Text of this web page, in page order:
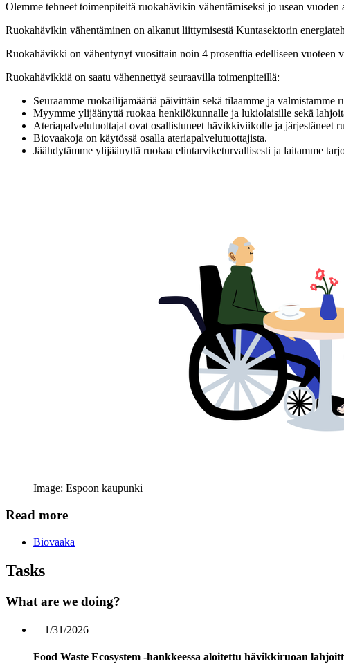
Olemme tehneet toimenpiteitä ruokahävikin vähentämiseksi jo usean vuoden
Ruokahävikin vähentäminen on alkanut liittymisestä Kuntasektorin
Ruokahävikki on vähentynyt vuosittain noin 4 prosenttia edelliseen vuoteen
Ruokahävikkiä on saatu vähennettyä seuraavilla toimenpiteillä:
Seuraamme ruokailijamääriä päivittäin sekä tilaamme ja valmistamme
Myymme ylijäänyttä ruokaa henkilökunnalle ja lukiolaisille sekä
Ateriapalvelutuottajat ovat osallistuneet hävikkiviikolle ja järjestäneet
Biovaakoja on käytössä osalla ateriapalvelutuottajista.
Jäähdytämme ylijäänyttä ruokaa elintarviketurvallisesti ja laitamme
Image: Espoon kaupunki
Read more
Biovaaka
Tasks
What are we doing?
1/31/2026
Food Waste Ecosystem -hankkeessa aloitettu hävikkiruoan